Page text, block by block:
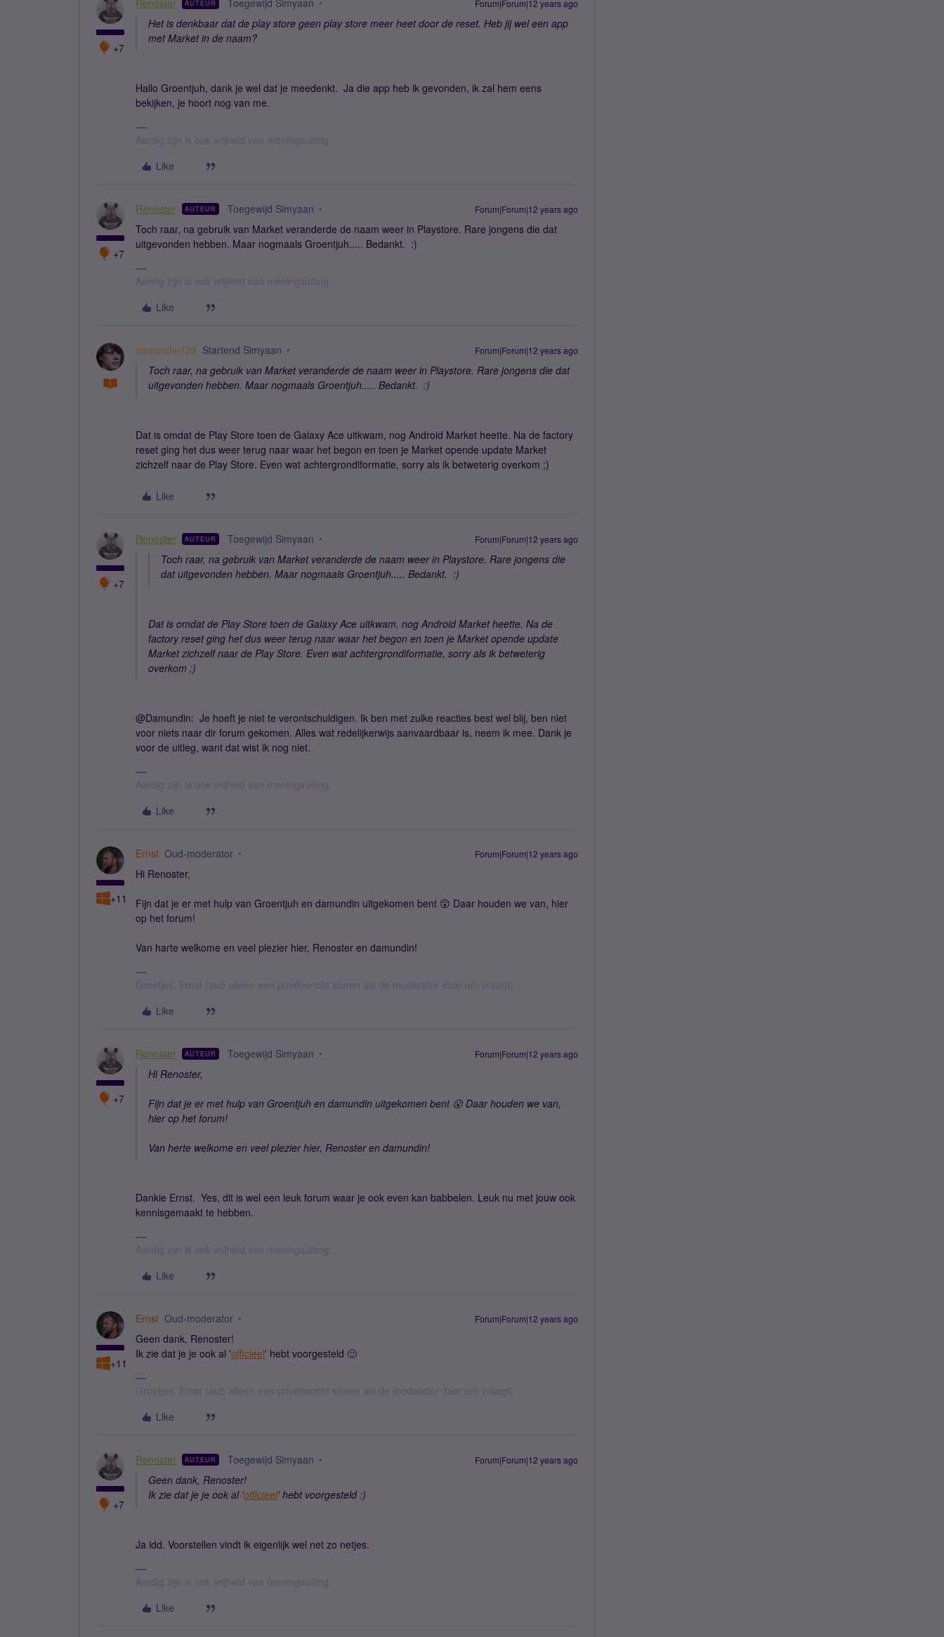
+7
Renoster AUTEUR Toegewijd Simyaan Forum|Forum|12 years ago
Het is denkbaar dat de play store geen play store meer heet door de reset. Heb jij wel een app
met Market in de naam?
Hallo Groentjuh, dank je wel dat je meedenkt. Ja die app heb ik gevonden, ik zal hem eens
bekijken, je hoort nog van me.
Aardig zijn is ook vrijheid van meningsuiting.
Like
+7
Renoster AUTEUR Toegewijd Simyaan Forum|Forum|12 years ago
Toch raar, na gebruik van Market veranderde de naam weer in Playstore. Rare jongens die dat
uitgevonden hebben. Maar nogmaals Groentjuh..... Bedankt. :)
Aardig zijn is ook vrijheid van meningsuiting.
Like
damundin123 Startend Simyaan Forum|Forum|12 years ago
Toch raar, na gebruik van Market veranderde de naam weer in Playstore. Rare jongens die dat
uitgevonden hebben. Maar nogmaals Groentjuh..... Bedankt. :)
Dat is omdat de Play Store toen de Galaxy Ace uitkwam, nog Android Market heette. Na de factory
reset ging het dus weer terug naar waar het begon en toen je Market opende update Market
zichzelf naar de Play Store. Even wat achtergrondiformatie, sorry als ik betweterig overkom ;)
Like
+7
Renoster AUTEUR Toegewijd Simyaan Forum|Forum|12 years ago
Toch raar, na gebruik van Market veranderde de naam weer in Playstore. Rare jongens die
dat uitgevonden hebben. Maar nogmaals Groentjuh..... Bedankt. :)
Dat is omdat de Play Store toen de Galaxy Ace uitkwam, nog Android Market heette. Na de
factory reset ging het dus weer terug naar waar het begon en toen je Market opende update
Market zichzelf naar de Play Store. Even wat achtergrondiformatie, sorry als ik betweterig
overkom ;)
@Damundin: Je hoeft je niet te verontschuldigen. Ik ben met zulke reacties best wel blij, ben niet
voor niets naar dir forum gekomen. Alles wat redelijkerwijs aanvaardbaar is, neem ik mee. Dank je
voor de uitleg, want dat wist ik nog niet.
Aardig zijn is ook vrijheid van meningsuiting.
Like
+11
Ernst Oud-moderator Forum|Forum|12 years ago
Hi Renoster,
Fijn dat je er met hulp van Groentjuh en damundin uitgekomen bent 😮 Daar houden we van, hier
op het forum!
Van harte welkome en veel plezier hier, Renoster en damundin!
Groetjes, Ernst (aub alleen een privébericht sturen als de moderator daar om vraagt)
Like
+7
Renoster AUTEUR Toegewijd Simyaan Forum|Forum|12 years ago
Hi Renoster,
Fijn dat je er met hulp van Groentjuh en damundin uitgekomen bent 😮 Daar houden we van,
hier op het forum!
Van herte welkome en veel plezier hier, Renoster en damundin!
Dankie Ernst. Yes, dit is wel een leuk forum waar je ook even kan babbelen. Leuk nu met jouw ook
kennisgemaakt te hebben.
Aardig zijn is ook vrijheid van meningsuiting.
Like
+11
Ernst Oud-moderator Forum|Forum|12 years ago
Geen dank, Renoster!
Ik zie dat je je ook al 'officieel' hebt voorgesteld 🙂
Groetjes, Ernst (aub alleen een privébericht sturen als de moderator daar om vraagt)
Like
+7
Renoster AUTEUR Toegewijd Simyaan Forum|Forum|12 years ago
Geen dank, Renoster!
Ik zie dat je je ook al 'officieel' hebt voorgesteld :)
Ja idd. Voorstellen vindt ik eigenlijk wel net zo netjes.
Aardig zijn is ook vrijheid van meningsuiting.
Like